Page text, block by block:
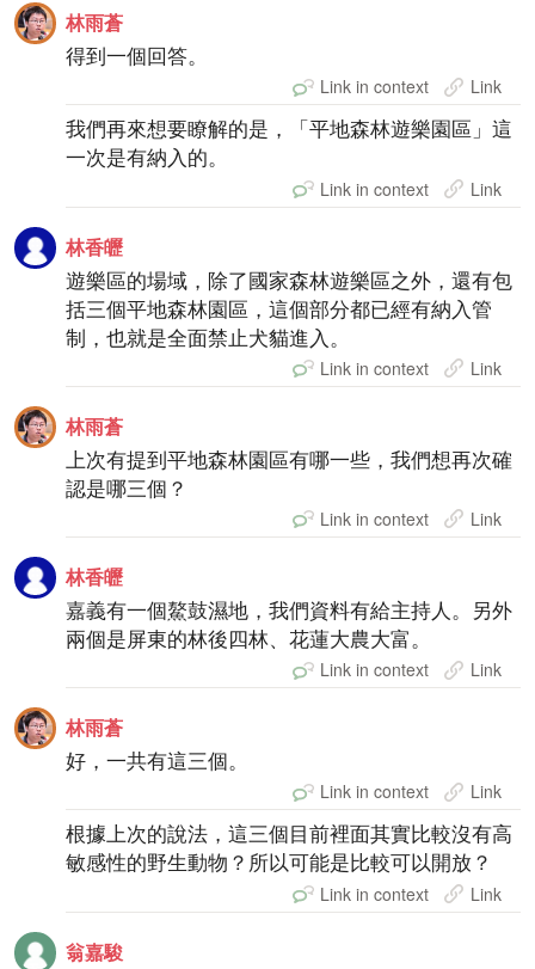
林雨蒼
得到一個回答。
Link in context Link
我們再來想要瞭解的是，「平地森林遊樂園區」這
一次是有納入的。
Link in context Link
林香㿨
遊樂區的場域，除了國家森林遊樂區之外，還有包
括三個平地森林園區，這個部分都已經有納入管
制，也就是全面禁止犬貓進入。
Link in context Link
林雨蒼
上次有提到平地森林園區有哪一些，我們想再次確
認是哪三個？
Link in context Link
林香㿨
嘉義有一個鰲鼓濕地，我們資料有給主持人。另外
兩個是屏東的林後四林、花蓮大農大富。
Link in context Link
林雨蒼
好，一共有這三個。
Link in context Link
根據上次的說法，這三個目前裡面其實比較沒有高
敏感性的野生動物？所以可能是比較可以開放？
Link in context Link
翁嘉駿